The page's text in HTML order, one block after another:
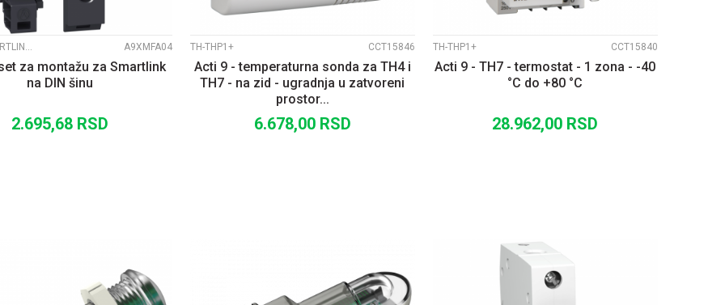
ACTI 9 SMARTLINK MODBUS A9XMFA04
za montažu za Smartlink
na DIN šinu
2.695,68 RSD
TH-THP1+ CCT15846
Acti 9 - temperaturna sonda za TH4 i
TH7 - na zid - ugradnja u zatvoreni
prostor...
6.678,00 RSD
TH-THP1+ CCT15840
Acti 9 - TH7 - termostat - 1 zona - -40
°C do +80 °C
28.962,00 RSD